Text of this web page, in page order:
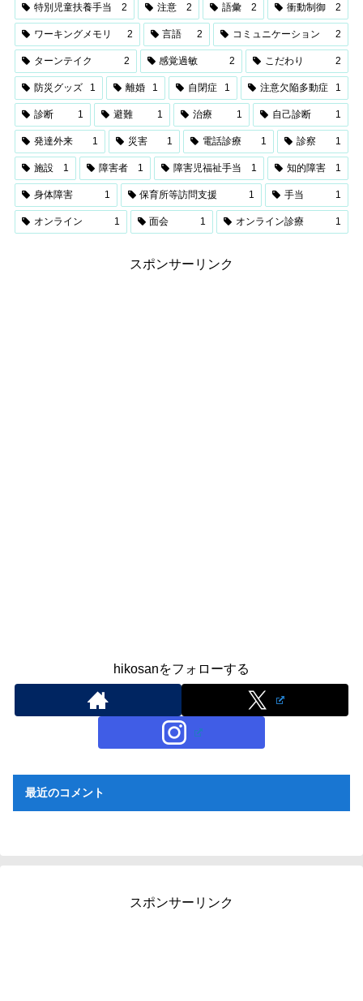
特別児童扶養手当 2 注意 2 語彙 2 衝動制御 2
ワーキングメモリ 2 言語 2 コミュニケーション 2
ターンテイク 2 感覚過敏 2 こだわり 2
防災グッズ 1 離婚 1 自閉症 1 注意欠陥多動症 1
診断 1 避難 1 治療 1 自己診断 1
発達外来 1 災害 1 電話診療 1 診察 1
施設 1 障害者 1 障害児福祉手当 1 知的障害 1
身体障害 1 保育所等訪問支援 1 手当 1
オンライン 1 面会 1 オンライン診療 1
スポンサーリンク
hikosanをフォローする
最近のコメント
スポンサーリンク